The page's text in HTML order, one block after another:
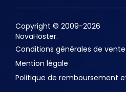
Copyright © 2009-2026
NovaHoster.
Conditions générales de vente
Mention légale
Politique de remboursement